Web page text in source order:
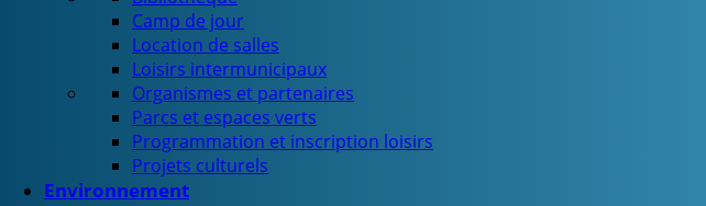
Camp de jour
Location de salles
Loisirs intermunicipaux
Organismes et partenaires
Parcs et espaces verts
Programmation et inscription loisirs
Projets culturels
Environnement